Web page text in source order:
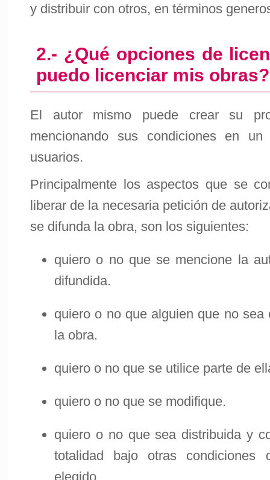
y distribuir con otros, en términos
2.- ¿Qué opciones de
puedo licenciar mis obras?
El autor mismo puede crear su
mencionando sus condiciones en
usuarios.
Principalmente los aspectos que se
liberar de la necesaria petición de
se difunda la obra, son los siguientes:
quiero o no que se mencione la
difundida.
quiero o no que alguien que no
la obra.
quiero o no que se utilice parte de
quiero o no que se modifique.
quiero o no que sea distribuida y
totalidad bajo otras
elegido.